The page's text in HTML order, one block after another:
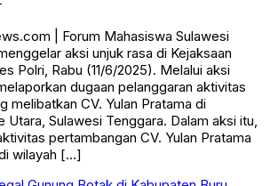
| Forum Mahasiswa Sulawesi
aksi unjuk rasa di Kejaksaan
Polri, Rabu (11/6/2025). Melalui aksi
dugaan pelanggaran aktivitas
melibatkan CV. Yulan Pratama di
Utara, Sulawesi Tenggara. Dalam aksi itu,
pertambangan CV. Yulan Pratama
wilayah […]